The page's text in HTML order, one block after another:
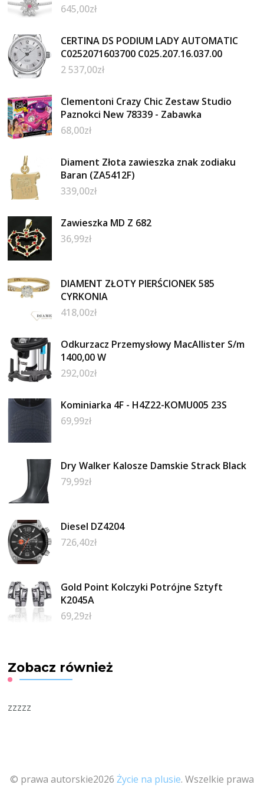
645,00zł
CERTINA DS PODIUM LADY AUTOMATIC
C0252071603700 C025.207.16.037.00
2 537,00zł
Clementoni Crazy Chic Zestaw Studio
Paznokci New 78339 - Zabawka
68,00zł
Diament Złota zawieszka znak zodiaku
Baran (ZA5412F)
339,00zł
Zawieszka MD Z 682
36,99zł
DIAMENT ZŁOTY PIERŚCIONEK 585
CYRKONIA
418,00zł
Odkurzacz Przemysłowy MacAllister S/m
1400,00 W
292,00zł
Kominiarka 4F - H4Z22-KOMU005 23S
69,99zł
Dry Walker Kalosze Damskie Strack Black
79,99zł
Diesel DZ4204
726,40zł
Gold Point Kolczyki Potrójne Sztyft
K2045A
69,29zł
Zobacz również
zzzzz
© prawa autorskie2026 Życie na plusie. Wszelkie prawa